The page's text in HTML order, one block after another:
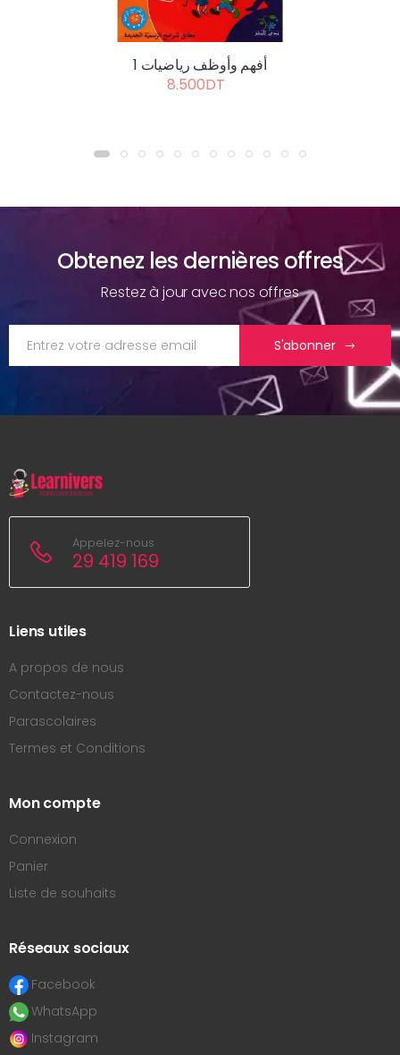
أفهم وأوظف رياضيات 1
8.500DT
Obtenez les dernières offres
Restez à jour avec nos offres
S'abonner
Appelez-nous
29 419 169
Liens utiles
A propos de nous
Contactez-nous
Parascolaires
Termes et Conditions
Mon compte
Connexion
Panier
Liste de souhaits
Réseaux sociaux
Facebook
WhatsApp
Instagram